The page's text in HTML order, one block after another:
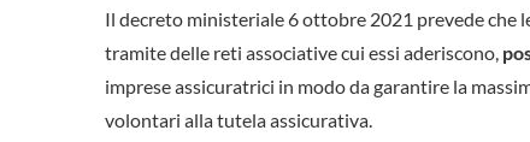
Il decreto ministeriale 6 ottobre 2021 prevede che
tramite delle reti associative cui essi aderiscono,
imprese assicuratrici in modo da garantire la
volontari alla tutela assicurativa.